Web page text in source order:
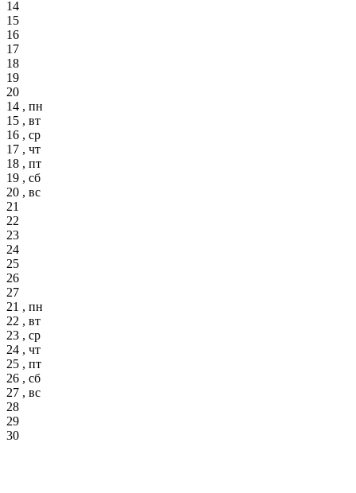
14
15
16
17
18
19
20
14 , пн
15 , вт
16 , ср
17 , чт
18 , пт
19 , сб
20 , вс
21
22
23
24
25
26
27
21 , пн
22 , вт
23 , ср
24 , чт
25 , пт
26 , сб
27 , вс
28
29
30